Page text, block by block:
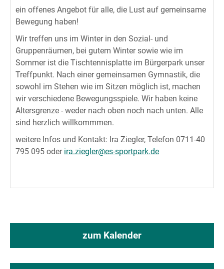
ein offenes Angebot für alle, die Lust auf gemeinsame
Bewegung haben!
Wir treffen uns im Winter in den Sozial- und
Gruppenräumen, bei gutem Winter sowie wie im
Sommer ist die Tischtennisplatte im Bürgerpark unser
Treffpunkt. Nach einer gemeinsamen Gymnastik, die
sowohl im Stehen wie im Sitzen möglich ist, machen
wir verschiedene Bewegungsspiele. Wir haben keine
Altersgrenze - weder nach oben noch nach unten. Alle
sind herzlich willkommmen.
weitere Infos und Kontakt: Ira Ziegler, Telefon 0711-40
795 095 oder ira.ziegler@es-sportpark.de
zum Kalender